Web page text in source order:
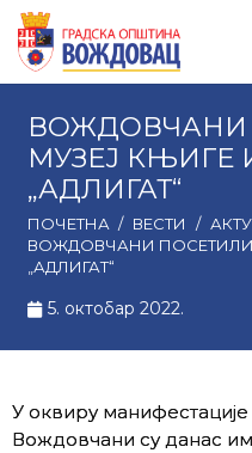
ВОЖДОВЧАНИ
МУЗЕЈ КЊИГЕ
„АДЛИГАТ“
ПОЧЕТНА / ВЕСТИ /
ВОЖДОВЧАНИ
„АДЛИГАТ“
5. октобар 2022.
У оквиру
Вождовчани су данас